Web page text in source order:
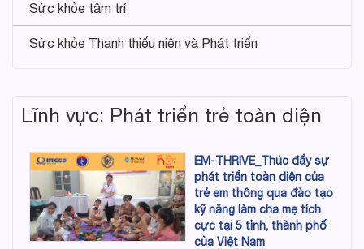
Sức khỏe tâm trí
Sức khỏe Thanh thiếu niên và Phát triển
Lĩnh vực: Phát triển trẻ toàn diện
EM-THRIVE_Thúc đẩy sự
phát triển toàn diện của
trẻ em thông qua đào tạo
kỹ năng làm cha mẹ tích
cực tại 5 tỉnh, thành phố
của Việt Nam